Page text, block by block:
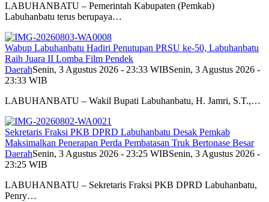
LABUHANBATU – Pemerintah Kabupaten (Pemkab)
Labuhanbatu terus berupaya…
Wabup Labuhanbatu Hadiri Penutupan PRSU ke-50, Labuhanbatu
Raih Juara II Lomba Film Pendek
DaerahSenin, 3 Agustus 2026 - 23:33 WIBSenin, 3 Agustus 2026 -
23:33 WIB
LABUHANBATU – Wakil Bupati Labuhanbatu, H. Jamri, S.T.,…
Sekretaris Fraksi PKB DPRD Labuhanbatu Desak Pemkab
Maksimalkan Penerapan Perda Pembatasan Truk Bertonase Besar
DaerahSenin, 3 Agustus 2026 - 23:25 WIBSenin, 3 Agustus 2026 -
23:25 WIB
LABUHANBATU – Sekretaris Fraksi PKB DPRD Labuhanbatu,
Penry…